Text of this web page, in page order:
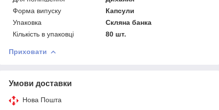
Форма випуску
Капсули
Упаковка
Скляна банка
Кількість в упаковці
80 шт.
Приховати
Умови доставки
Нова Пошта